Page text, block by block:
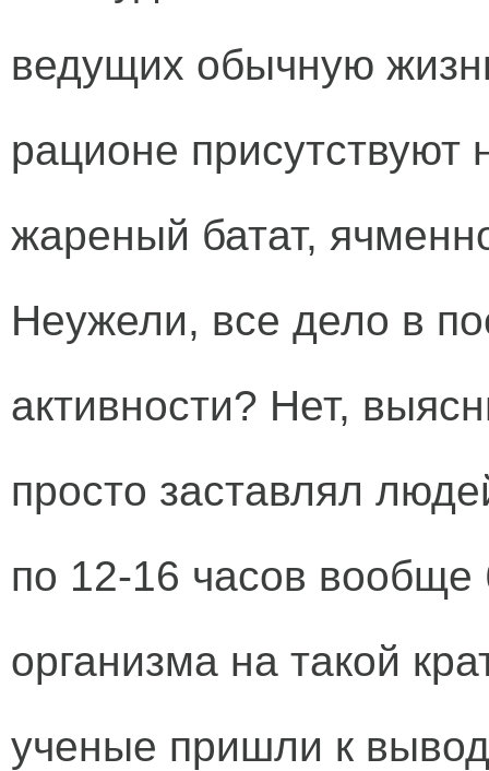
ведущих обычную
рационе присутствуют
жареный батат,
Неужели, все дело в
активности? Нет,
просто заставлял
по 12-16 часов
организма на такой
ученые пришли к